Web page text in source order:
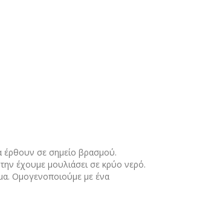
έρθουν σε σημείο βρασμού.
έχουμε μουλιάσει σε κρύο νερό.
Ομογενοποιούμε με ένα